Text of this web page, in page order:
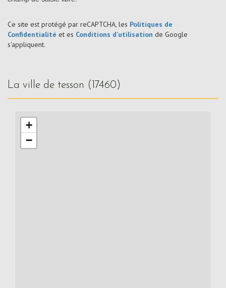
Ce site est protégé par reCAPTCHA, les Politiques de
Confidentialité et es Conditions d'utilisation de Google
s'appliquent.
la ville de tesson (17460)
+
−